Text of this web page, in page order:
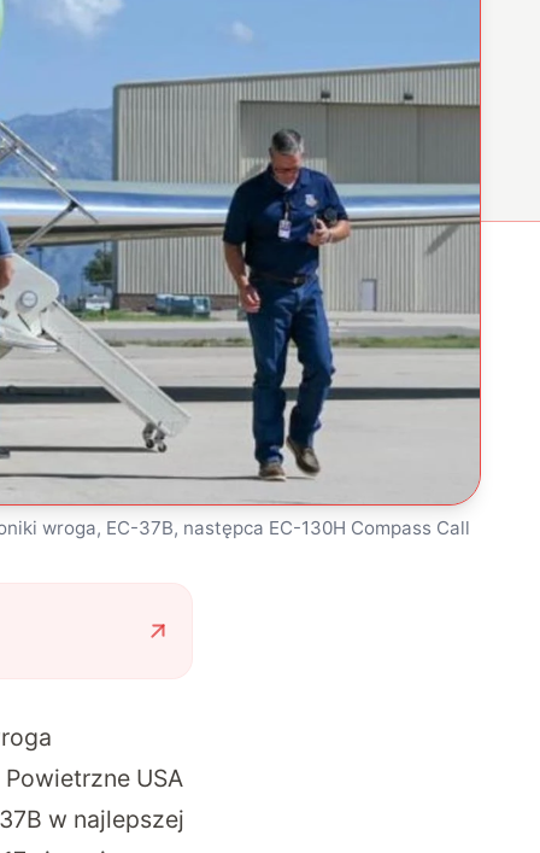
wroga, EC-37B, następca EC-130H Compass Call
USA
w najlepszej